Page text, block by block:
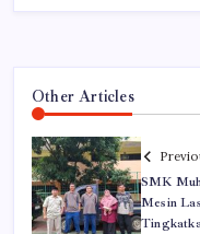
Other Articles
SMK
Mesin